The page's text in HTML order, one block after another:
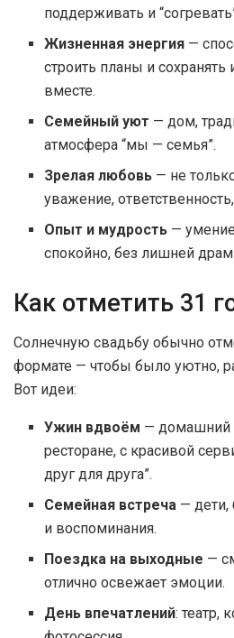
поддерживать и
Жизненная энергия —
строить планы и сохранять
вместе.
Семейный уют — дом,
атмосфера “мы — семья”.
Зрелая любовь — не
уважение,
Опыт и мудрость —
спокойно, без лишней
Как отметить 31
Солнечную свадьбу обычно
формате — чтобы было уютно,
Вот идеи:
Ужин вдвоём —
ресторане, с красивой
друг для друга”.
Семейная встреча — дети,
и воспоминания.
Поездка на выходные —
отлично освежает эмоции.
День впечатлений: театр,